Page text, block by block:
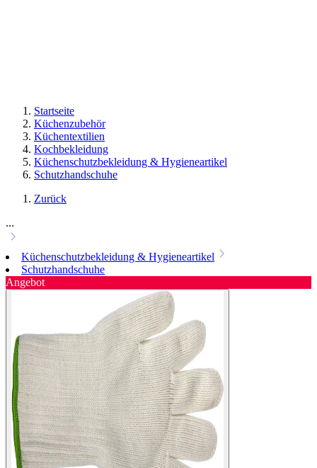
Startseite
Küchenzubehör
Küchentextilien
Kochbekleidung
Küchenschutzbekleidung & Hygieneartikel
Schutzhandschuhe
Zurück
...
Küchenschutzbekleidung & Hygieneartikel
Schutzhandschuhe
Angebot